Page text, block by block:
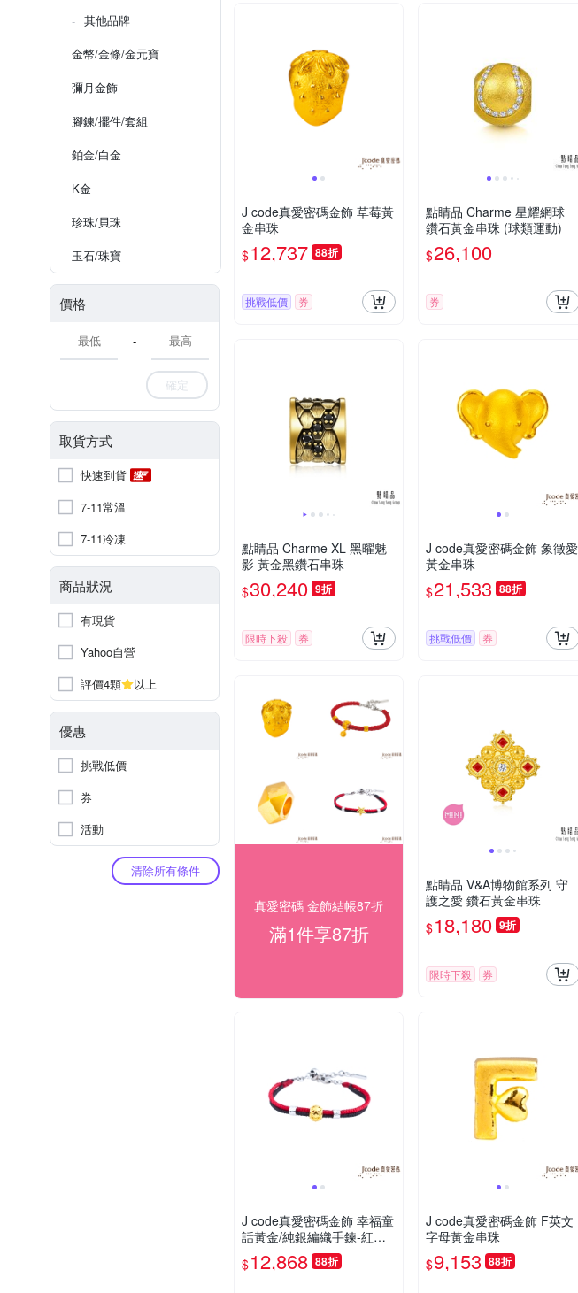
其他品牌
金幣/金條/金元寶
彌月金飾
腳鍊/擺件/套組
鉑金/白金
K金
珍珠/貝珠
玉石/珠寶
價格
-
確定
取貨方式
快速到貨
7-11常溫
7-11冷凍
商品狀況
有現貨
Yahoo自營
評價4顆
以上
優惠
挑戰低價
券
活動
清除所有條件
J code真愛密碼金飾 草莓黃
金串珠
$12,737 88折
挑戰低價 券
點睛品 Charme 星耀網球
鑽石黃金串珠 (球類運動)
$26,100
券
點睛品 Charme XL 黑曜魅
影 黃金黑鑽石串珠
$30,240 9折
限時下殺 券
J code真愛密碼金飾 象徵愛
黃金串珠
$21,533 88折
挑戰低價 券
真愛密碼 金飾結帳87折
滿1件享87折
點睛品 V&A博物館系列 守
護之愛 鑽石黃金串珠
$18,180 9折
限時下殺 券
J code真愛密碼金飾 幸福童
話黃金/純銀編織手鍊-紅黑
$12,868 88折
J code真愛密碼金飾 F英文
字母黃金串珠
$9,153 88折